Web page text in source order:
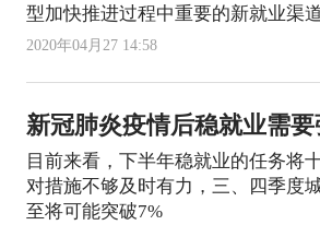
型加快推进过程中重要的新就业渠
2020年04月27 14:58
新冠肺炎疫情后稳就业需
目前来看，下半年稳就业的任务将
对措施不够及时有力，三、四季度
至将可能突破7%